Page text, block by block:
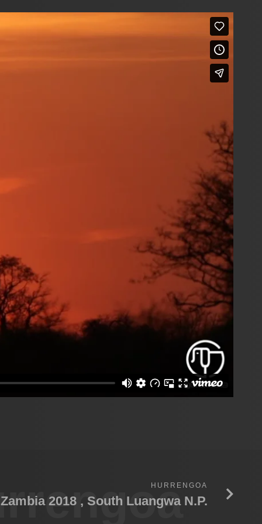
HURRENGOA
Zambia 2018 , South Luangwa N.P.